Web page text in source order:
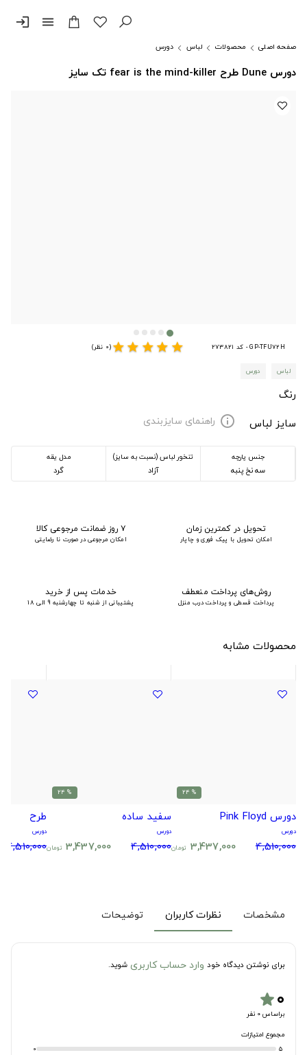
menu
login
صفحه اصلی محصولات لباس دورس
دورس Dune طرح fear is the mind-killer تک سایز
GP-TFU72H - کد 273821 star
star
star
star
star(0 نظر)
لباس دورس
رنگ
سایز لباس
info راهنمای سایزبندی
جنس پارچه
سه نخ پنبه
تنخور لباس (نسبت به سایز)
آزاد
مدل یقه
گرد
تحویل در کمترین زمان
امکان تحویل با پیک فوری و چاپار
۷ روز ضمانت مرجوعی کالا
امکان مرجوعی در صورت نا رضایتی
روش‌های پرداخت منعطف
پرداخت قسطی و پرداخت درب منزل
خدمات پس از خرید
پشتیبانی از شنبه تا چهارشنبه 9 الی 18
محصولات مشابه
% 24
دورس Pink Floyd
دورس
4,510,000
3,437,000 تومان
% 24
سفید ساده
دورس
4,510,000
3,437,000 تومان
طرح
دورس
4,510,000
مشخصات نظرات کاربران توضیحات
برای نوشتن دیدگاه خود وارد حساب کاربری شوید.
۰star
براساس 0 نفر
مجموع امتیازات
5
0